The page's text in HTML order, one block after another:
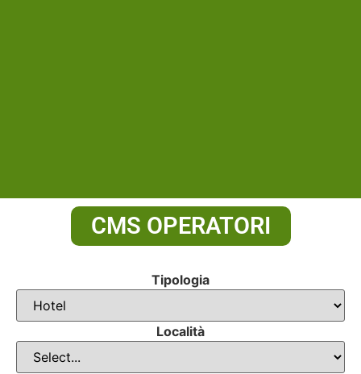
CMS OPERATORI
Tipologia
Località